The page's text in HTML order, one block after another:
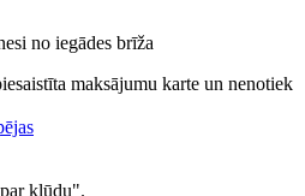
no iegādes brīža
maksājumu karte un nenotiek
kļūdu".